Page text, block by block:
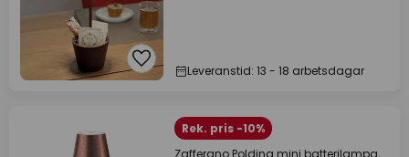
Leveranstid: 13 - 18 arbetsdagar
Rek. pris -10%
Zafferano Poldina mini batterilampa,